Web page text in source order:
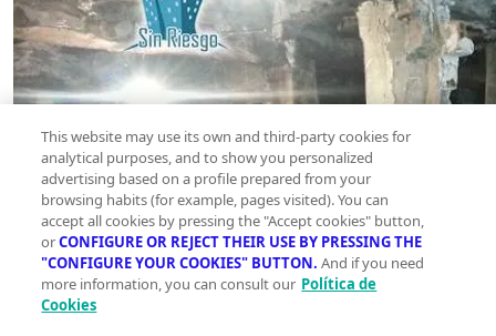
This website may use its own and third-party cookies for
analytical purposes, and to show you personalized
advertising based on a profile prepared from your
browsing habits (for example, pages visited). You can
accept all cookies by pressing the "Accept cookies" button,
orCONFIGURE OR REJECT THEIR USE BY PRESSING THE
"CONFIGURE YOUR COOKIES" BUTTON. And if you need
more information, you can consult our Política de
Cookies